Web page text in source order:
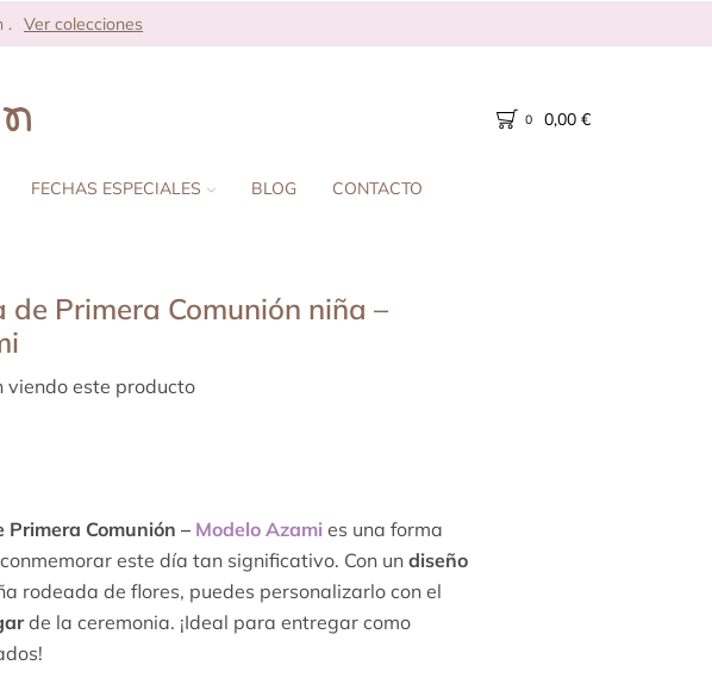
. Ver colecciones
0 0,00 €
FECHAS ESPECIALES BLOG CONTACTO
Primera Comunión niña –
viendo este producto
Comunión – Modelo Azami es una forma
este día tan significativo. Con undiseño
rodeada de flores, puedes personalizarlo con el
de la ceremonia. ¡Ideal para entregar como